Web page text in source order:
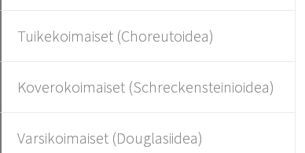
Tuikekoimaiset (Choreutoidea)
Koverokoimaiset (Schreckensteinioidea)
Varsikoimaiset (Douglasiidea)